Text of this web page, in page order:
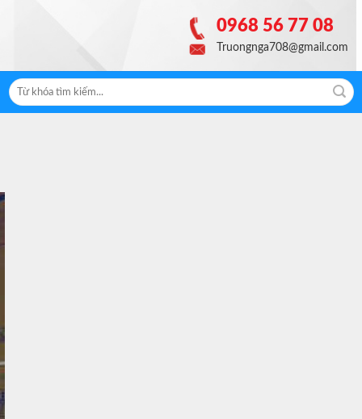
0968 56 77 08
Truongnga708@gmail.com